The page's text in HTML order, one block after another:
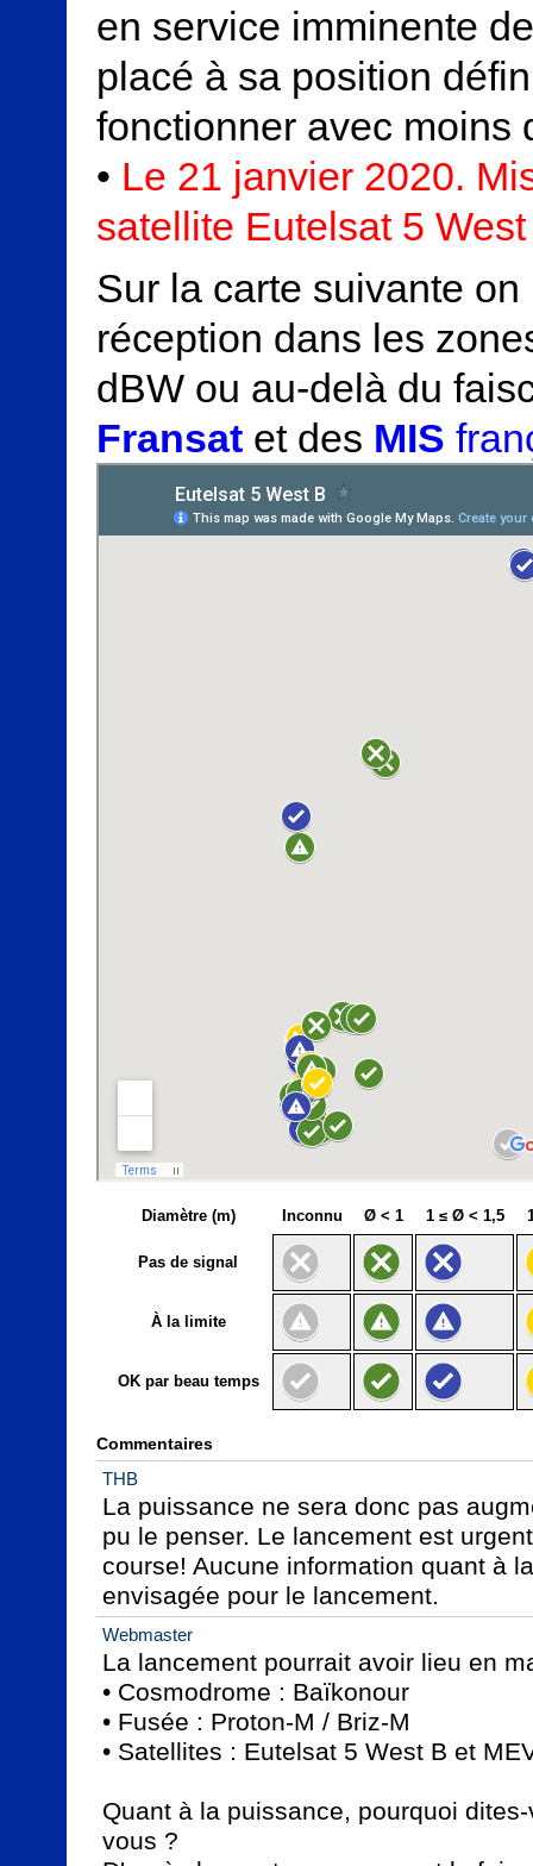
en service imminente
placé à sa position
fonctionner avec moins
• Le 21 janvier 2020.
satellite Eutelsat 5
Sur la carte suivante
réception dans les
dBW ou au-delà du
Fransat et des MIS
Diamètre (m) Inconnu Ø < 1 1 ≤ Ø < 1,5
Pas de signal
À la limite
OK par beau temps
Commentaires
THB
La puissance ne sera donc pas
pu le penser. Le lancement est
course! Aucune information quant à
envisagée pour le lancement.
Webmaster
La lancement pourrait avoir lieu en
• Cosmodrome : Baïkonour
• Fusée : Proton-M / Briz-M
• Satellites : Eutelsat 5 West B et
Quant à la puissance, pourquoi
vous ?